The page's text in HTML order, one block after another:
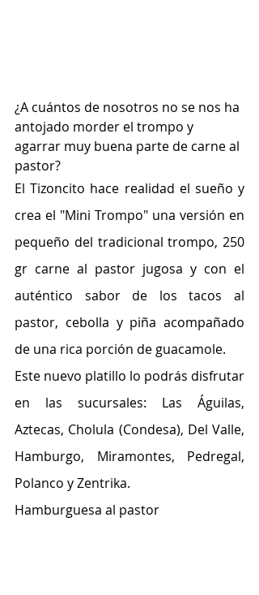
¿A cuántos de nosotros no se nos ha
antojado morder el trompo y
agarrar muy buena parte de carne al
pastor?
El Tizoncito hace realidad el sueño y
crea el "Mini Trompo" una versión en
pequeño del tradicional trompo, 250
gr carne al pastor jugosa y con el
auténtico sabor de los tacos al
pastor, cebolla y piña acompañado
de una rica porción de guacamole.
Este nuevo platillo lo podrás disfrutar
en las sucursales: Las Águilas,
Aztecas, Cholula (Condesa), Del Valle,
Hamburgo, Miramontes, Pedregal,
Polanco y Zentrika.
Hamburguesa al pastor